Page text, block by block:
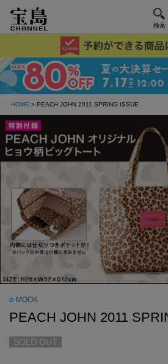
検索
HOME > PEACH JOHN 2011 SPRING ISSUE
e-MOOK
PEACH JOHN 2011
SOLD OUT